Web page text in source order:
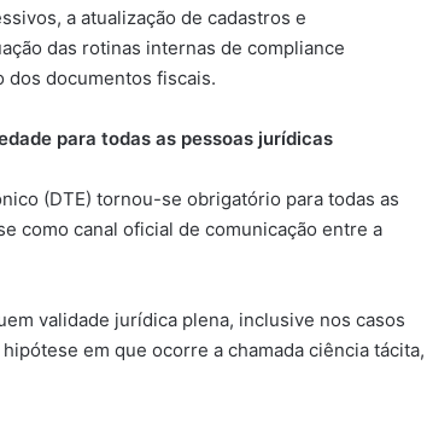
a atualização de cadastros e
das rotinas internas de compliance
dos documentos fiscais.
para todas as pessoas jurídicas
(DTE) tornou-se obrigatório para todas as
como canal oficial de comunicação entre a
validade jurídica plena, inclusive nos casos
em que ocorre a chamada ciência tácita,